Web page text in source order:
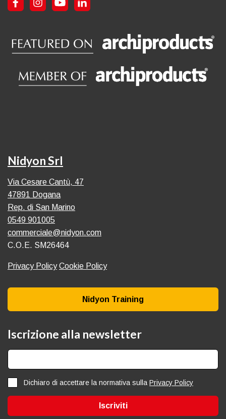
Nidyon Srl
Via Cesare Cantù, 47
47891 Dogana
Rep. di San Marino
0549 901005
commerciale@nidyon.com
C.O.E. SM26464
Privacy Policy Cookie Policy
Nidyon Training
Iscrizione alla newsletter
Dichiaro di accettare la normativa sulla Privacy Policy
Iscriviti